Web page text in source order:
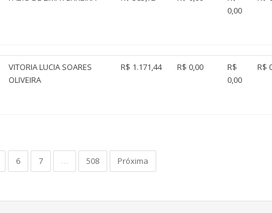
0,00
VITORIA LUCIA SOARES
OLIVEIRA
R$ 1.171,44 R$ 0,00
R$
0,00
R$
6 7 … 508 Próxima